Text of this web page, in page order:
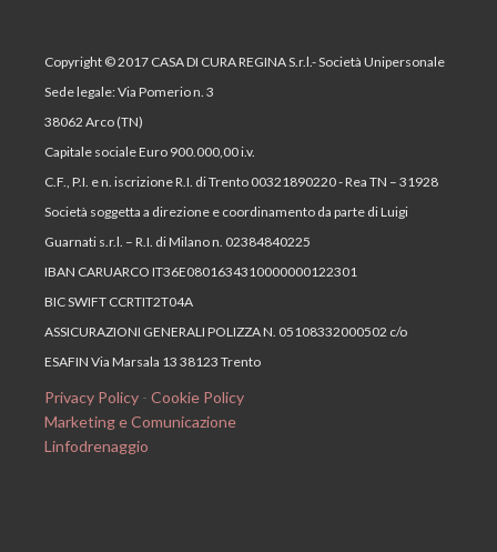
Copyright © 2017 CASA DI CURA REGINA S.r.l.- Società Unipersonale
Sede legale: Via Pomerio n. 3
38062 Arco (TN)
Capitale sociale Euro 900.000,00 i.v.
C.F., P.I. e n. iscrizione R.I. di Trento 00321890220 - Rea TN – 31928
Società soggetta a direzione e coordinamento da parte di Luigi
Guarnati s.r.l. – R.I. di Milano n. 02384840225
IBAN CARUARCO IT36E0801634310000000122301
BIC SWIFT CCRTIT2T04A
ASSICURAZIONI GENERALI POLIZZA N. 05108332000502 c/o
ESAFIN Via Marsala 13 38123 Trento
Privacy Policy - Cookie Policy
Marketing e Comunicazione
Linfodrenaggio